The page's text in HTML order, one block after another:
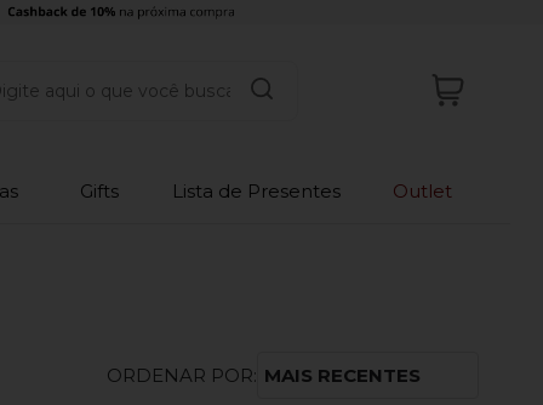
Gifts Lista de Presentes Outlet
ORDENAR POR: MAIS RECENTES